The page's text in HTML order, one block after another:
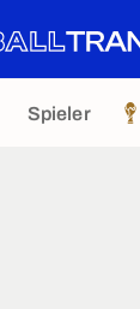
Spieler